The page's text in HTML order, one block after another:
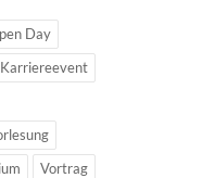
Day
Karriereevent
Vortrag